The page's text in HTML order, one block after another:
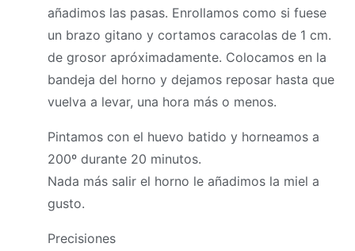
añadimos las pasas. Enrollamos como si fuese
un brazo gitano y cortamos caracolas de 1 cm.
de grosor apróximadamente. Colocamos en la
bandeja del horno y dejamos reposar hasta que
vuelva a levar, una hora más o menos.
Pintamos con el huevo batido y horneamos a
200º durante 20 minutos.
Nada más salir el horno le añadimos la miel a
gusto.
Precisiones